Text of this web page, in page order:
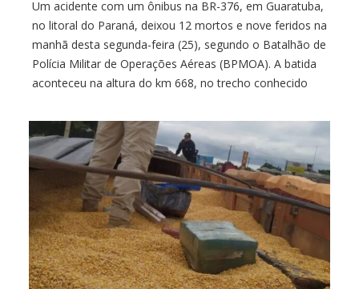
Um acidente com um ônibus na BR-376, em Guaratuba,
no litoral do Paraná, deixou 12 mortos e nove feridos na
manhã desta segunda-feira (25), segundo o Batalhão de
Polícia Militar de Operações Aéreas (BPMOA). A batida
aconteceu na altura do km 668, no trecho conhecido